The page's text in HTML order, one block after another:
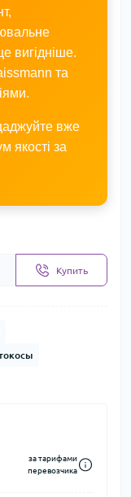
вигідніше.
та
вже
якості за
Купить
за тарифами
перевозчика